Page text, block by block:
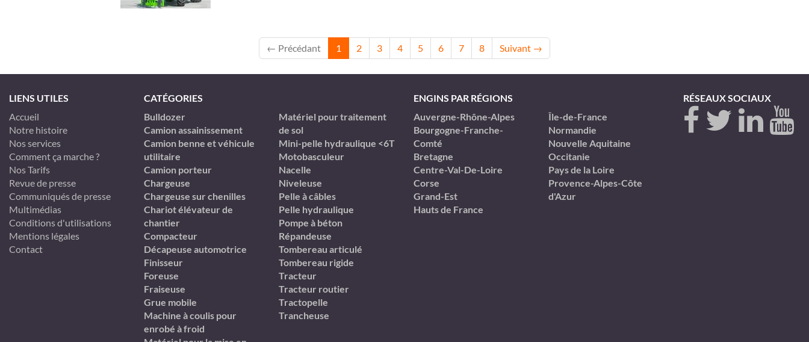
← Précédant 1 2 3 4 5 6 7 8 Suivant →
LIENS UTILES
Accueil
Notre histoire
Nos services
Comment ça marche ?
Nos Tarifs
Revue de presse
Communiqués de presse
Multimédias
Conditions d'utilisations
Mentions légales
Contact
CATÉGORIES
Bulldozer
Camion assainissement
Camion benne et véhicule
utilitaire
Camion porteur
Chargeuse
Chargeuse sur chenilles
Chariot élévateur de
chantier
Compacteur
Décapeuse automotrice
Finisseur
Foreuse
Fraiseuse
Grue mobile
Machine à coulis pour
enrobé à froid
Matériel pour traitement
de sol
Mini-pelle hydraulique <6T
Motobasculeur
Nacelle
Niveleuse
Pelle à câbles
Pelle hydraulique
Pompe à béton
Répandeuse
Tombereau articulé
Tombereau rigide
Tracteur
Tracteur routier
Tractopelle
Trancheuse
ENGINS PAR RÉGIONS
Auvergne-Rhône-Alpes
Bourgogne-Franche-
Comté
Bretagne
Centre-Val-De-Loire
Corse
Grand-Est
Hauts de France
Île-de-France
Normandie
Nouvelle Aquitaine
Occitanie
Pays de la Loire
Provence-Alpes-Côte
d'Azur
RÉSEAUX SOCIAUX